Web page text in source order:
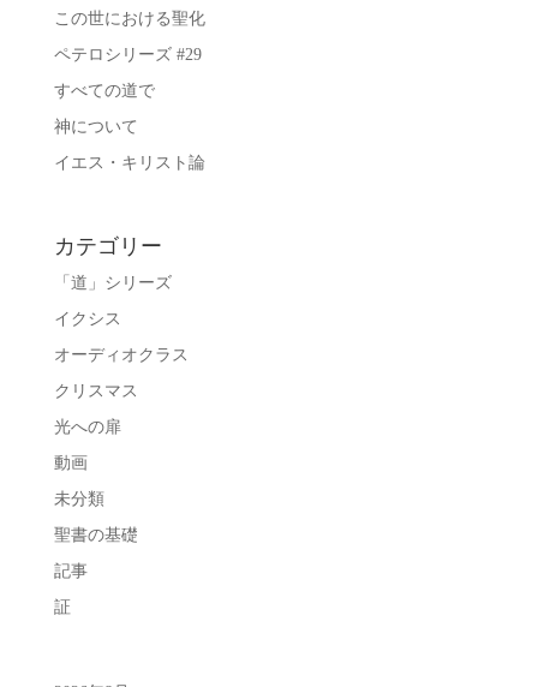
この世における聖化
ペテロシリーズ #29
すべての道で
神について
イエス・キリスト論
カテゴリー
「道」シリーズ
イクシス
オーディオクラス
クリスマス
光への扉
動画
未分類
聖書の基礎
記事
証